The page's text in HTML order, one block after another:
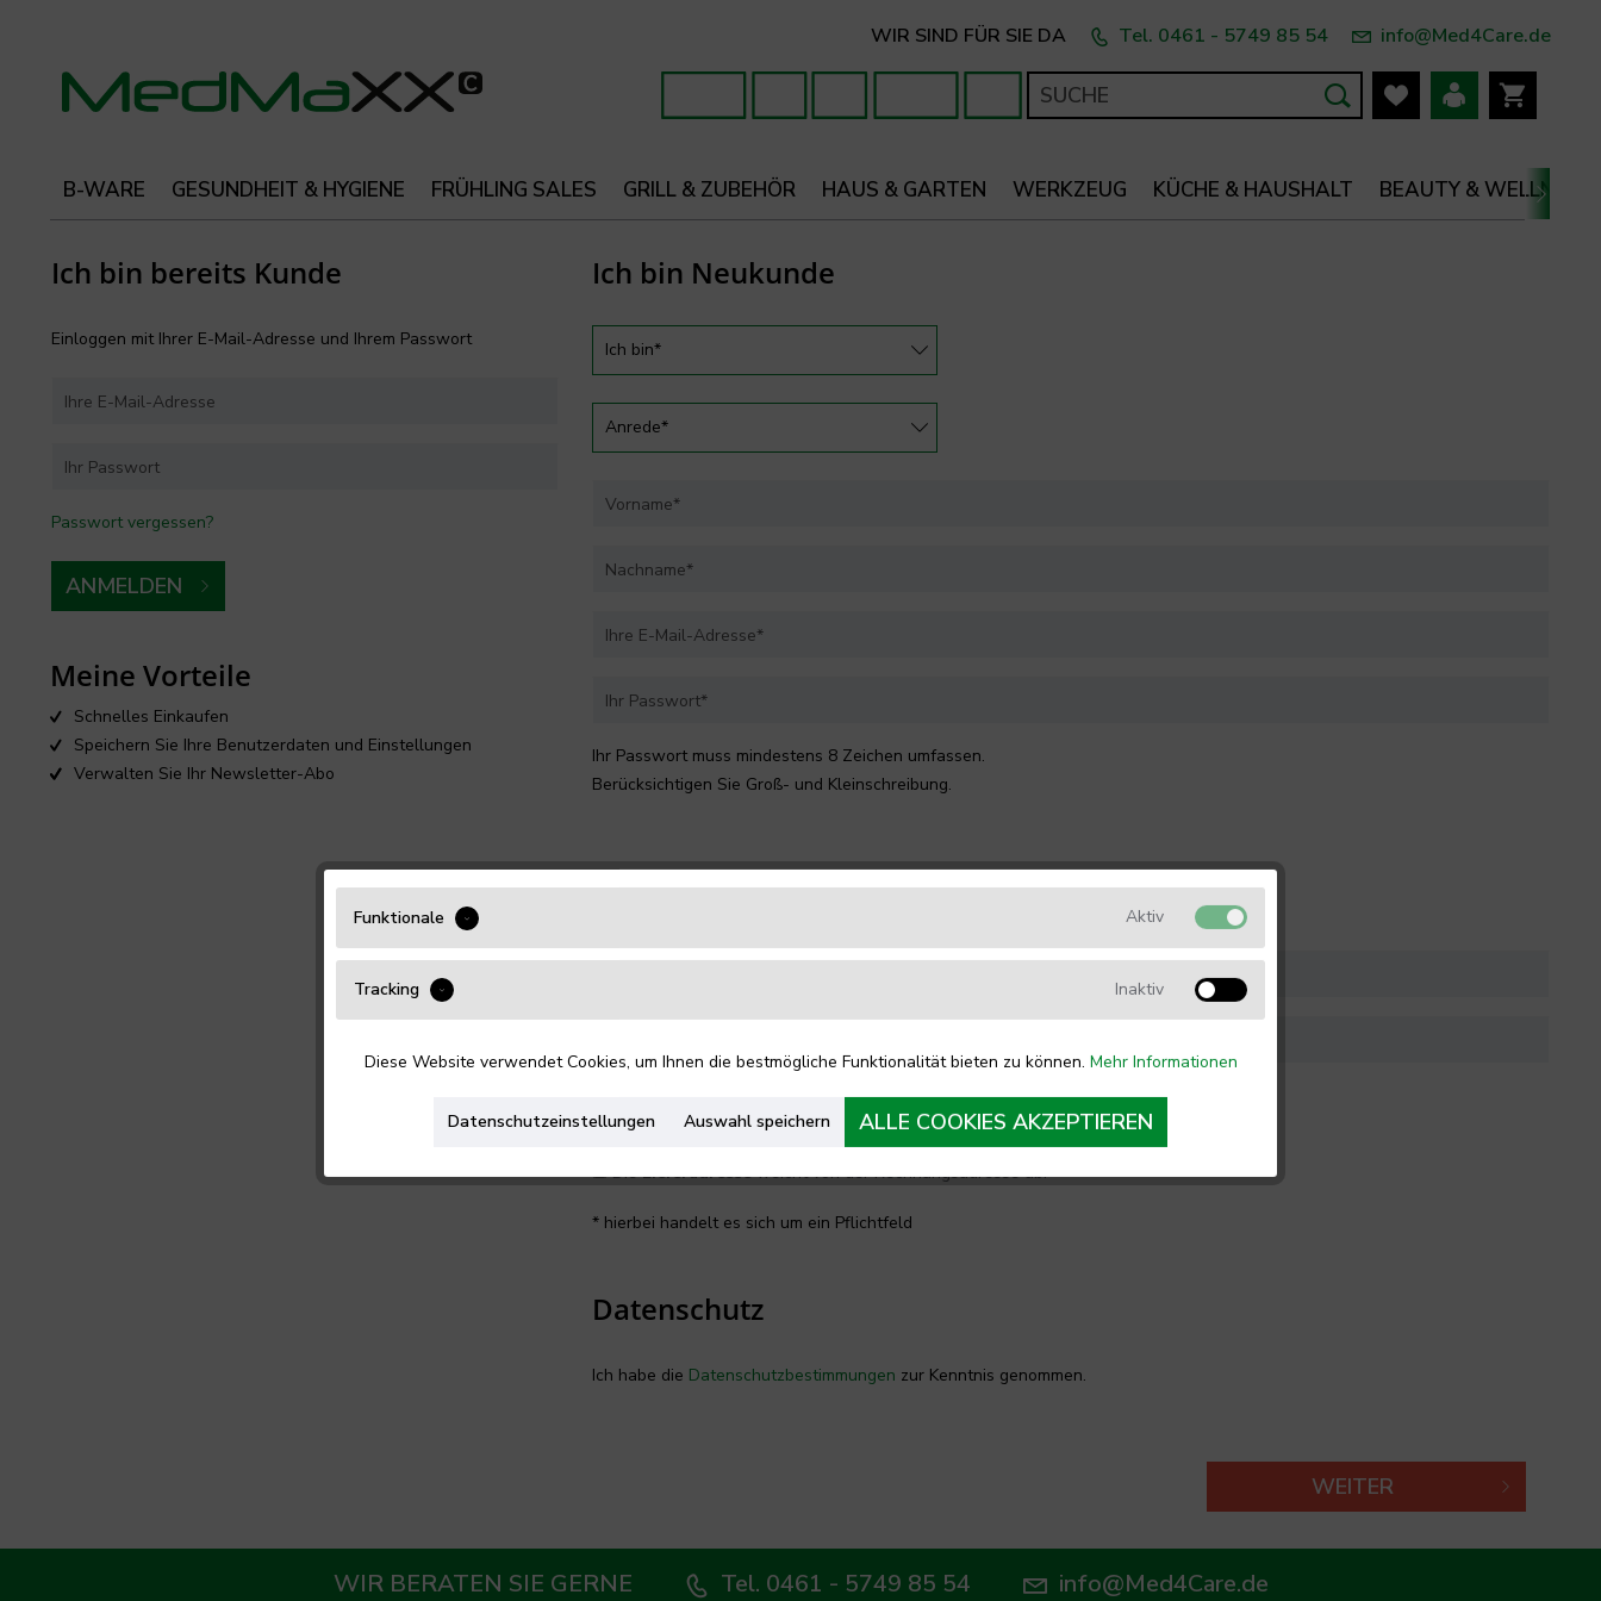
WIR SIND FÜR SIE DA Tel. 0461 - 5749 85 54 info@Med4Care.de
B-WARE GESUNDHEIT & HYGIENE FRÜHLING SALES GRILL & ZUBEHÖR HAUS & GARTEN WERKZEUG KÜCHE & HAUSHALT BEAUTY & WELLNESS

Ich bin Neukunde
Ihr Passwort muss mindestens 8 Zeichen umfassen.
Berücksichtigen Sie Groß- und Kleinschreibung.
Ihre Adresse
DieLieferadresseweicht von der Rechnungsadresse ab.
* hierbei handelt es sich um ein Pflichtfeld
Datenschutz
Ich habe die Datenschutzbestimmungen zur Kenntnis genommen.
WEITER
Ich bin bereits Kunde
Einloggen mit Ihrer E-Mail-Adresse und Ihrem Passwort
Passwort vergessen?
ANMELDEN
Meine Vorteile
Schnelles Einkaufen
Speichern Sie Ihre Benutzerdaten und Einstellungen
Verwalten Sie Ihr Newsletter-Abo
WIR BERATEN SIE GERNE Tel. 0461 - 5749 85 54 info@Med4Care.de
Funktionale Aktiv
Tracking Inaktiv
Diese Website verwendet Cookies, um Ihnen die bestmögliche Funktionalität bieten zu können. Mehr Informationen
Datenschutzeinstellungen Auswahl speichern ALLE COOKIES AKZEPTIEREN